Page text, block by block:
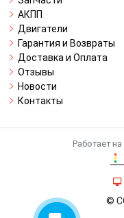
АКПП
Двигатели
Гарантия и Возвраты
Доставка и Оплата
Отзывы
Новости
Контакты
Работает
©